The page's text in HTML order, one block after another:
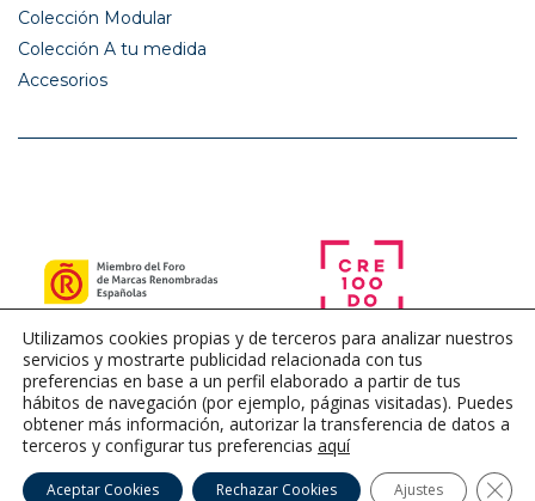
Colección Modular
Colección A tu medida
Accesorios
Utilizamos cookies propias y de terceros para analizar nuestros
servicios y mostrarte publicidad relacionada con tus
preferencias en base a un perfil elaborado a partir de tus
hábitos de navegación (por ejemplo, páginas visitadas). Puedes
obtener más información, autorizar la transferencia de datos a
terceros y configurar tus preferencias aquí
Aceptar Cookies Rechazar Cookies Ajustes